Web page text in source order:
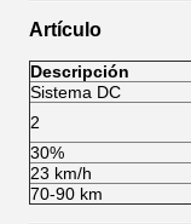
Artículo
Descripción
Sistema DC
2
30%
23 km/h
70-90 km